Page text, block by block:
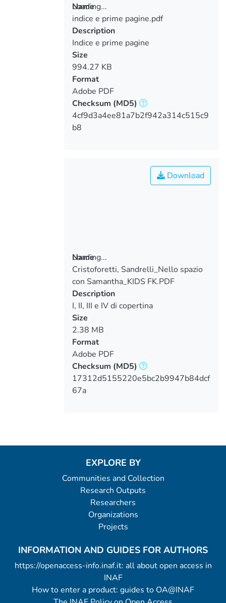
Loading...
Loading...
Name
indice e prime pagine.pdf
Description
Indice e prime pagine
Size
994.27 KB
Format
Adobe PDF
Checksum (MD5)
4cf9d3a4ee81a7b2f942a314c515c9
b8
Loading...
Loading...
Download
Name
Cristoforetti, Sandrelli_Nello spazio
con Samantha_KIDS FK.PDF
Description
I, II, III e IV di copertina
Size
2.38 MB
Format
Adobe PDF
Checksum (MD5)
17312d5155220e5bc2b9947b84dcf
67a
EXPLORE BY
Communities and Collection
Research Outputs
Researchers
Organizations
Projects
INFORMATION AND GUIDES FOR AUTHORS
https://openaccess-info.inaf.it: all about open access in
INAF
How to enter a product: guides to OA@INAF